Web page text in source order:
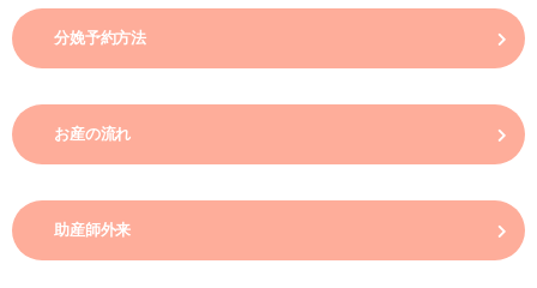
分娩予約方法
お産の流れ
助産師外来